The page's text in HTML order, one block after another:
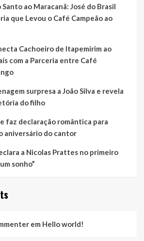
ao Maracanã: José do Brasil
que Levou o Café Campeão ao
Cachoeiro de Itapemirim ao
com a Parceria entre Café
surpresa a João Silva e revela
do filho
faz declaração romântica para
aniversário do cantor
a Nicolas Prattes no primeiro
sonho”
em Hello world!